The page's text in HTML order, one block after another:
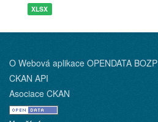
XLSX
O Webová aplikace OPENDATA BOZP
CKAN API
Asociace CKAN